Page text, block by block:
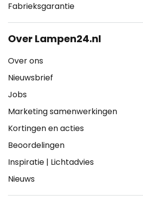
Fabrieksgarantie
Over Lampen24.nl
Over ons
Nieuwsbrief
Jobs
Marketing samenwerkingen
Kortingen en acties
Beoordelingen
Inspiratie | Lichtadvies
Nieuws